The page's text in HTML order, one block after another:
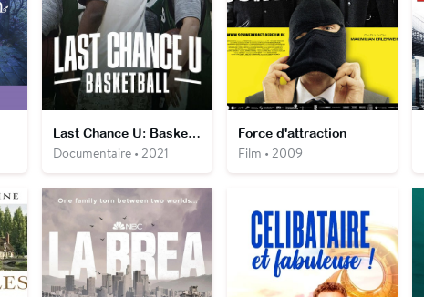
Last Chance U: Basketball
Documentaire • 2021
Force d'attraction
Film • 2009